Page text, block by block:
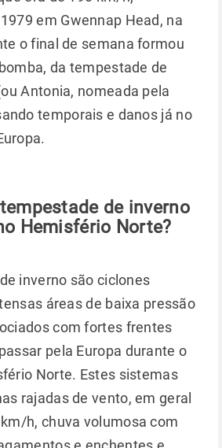
em Gwennap Head, na
o final de semana formou
da tempestade de
Antonia, nomeada pela
temporais e danos já no
de inverno
Hemisfério Norte?
inverno são ciclones
áreas de baixa pressão
com fortes frentes
pela Europa durante o
Norte. Estes sistemas
rajadas de vento, em geral
h, chuva volumosa com